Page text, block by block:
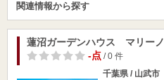
関連情報から探す
蓮沼ガーデンハウス マリーノ
-点 / 0 件
千葉県 / 山武市